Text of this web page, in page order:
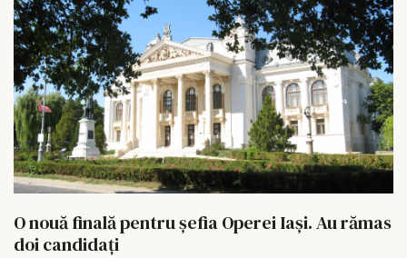
O nouă finală pentru șefia Operei Iași. Au rămas
doi candidați